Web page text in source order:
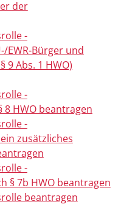
der
-
EWR-Bürger und
9 Abs. 1 HWO)
-
8 HWO beantragen
-
zusätzliches
-
§ 7b HWO beantragen
beantragen